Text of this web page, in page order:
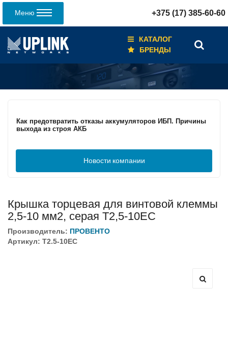
Меню +375 (17) 385-60-60
КАТАЛОГ
БРЕНДЫ
Кабели для промышленных сетей в новом каталоге ANC
Как предотвратить отказы аккумуляторов ИБП. Причины
выхода из строя АКБ
С 3–4 ноября 2025 г. инвентаризация на складе. Отгрузка
товара производиться не будет!
ИБП с мощным зарядным устройством и
масштабируемым временем автономной работы в
зависимости от подключаемых внешних АКБ
Новости компании
Крышка торцевая для винтовой клеммы
2,5-10 мм2, серая T2,5-10EC
Производитель: ПРОВЕНТО
Артикул: T2.5-10EC